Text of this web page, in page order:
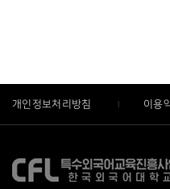
개인정보처리방침 이용